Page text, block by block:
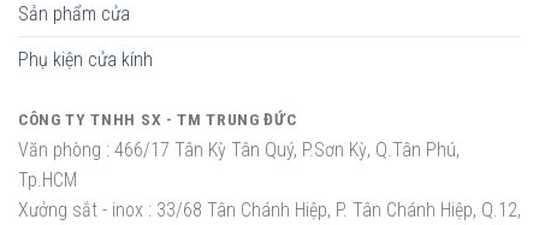
Sản phẩm cửa
Phụ kiện cửa kính
CÔNG TY TNHH SX - TM TRUNG ĐỨC
Văn phòng : 466/17 Tân Kỳ Tân Quý, P.Sơn Kỳ, Q.Tân Phú,
Tp.HCM
Xưởng sắt - inox : 33/68 Tân Chánh Hiệp, P. Tân Chánh Hiệp, Q.12,